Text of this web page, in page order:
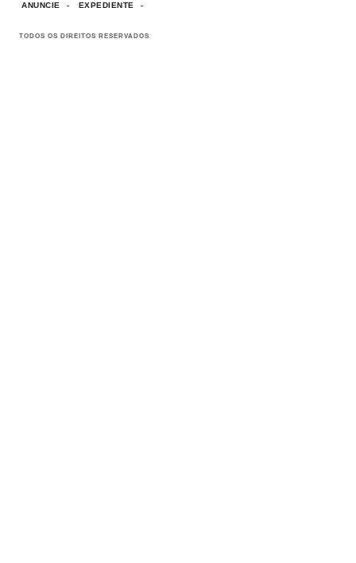
ANUNCIE EXPEDIENTE
TODOS OS DIREITOS RESERVADOS